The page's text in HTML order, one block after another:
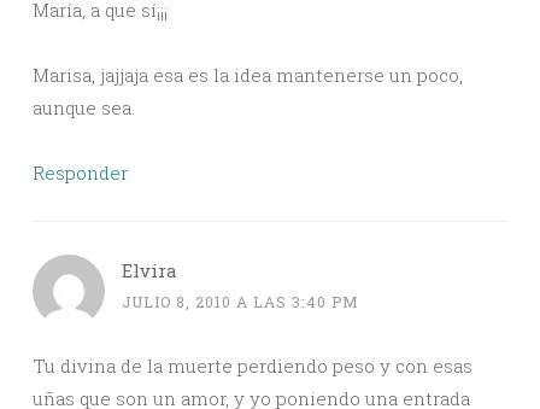
María, a que sí¡¡¡
Marisa, jajjaja esa es la idea mantenerse un poco,
aunque sea.
Responder
Elvira
JULIO 8, 2010 A LAS 3:40 PM
Tu divina de la muerte perdiendo peso y con esas
uñas que son un amor, y yo poniendo una entrada